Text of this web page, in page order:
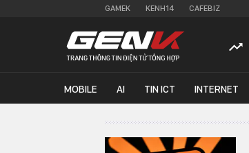
GAMEK KENH14 CAFEBIZ
MOBILE AI TIN ICT INTERNET